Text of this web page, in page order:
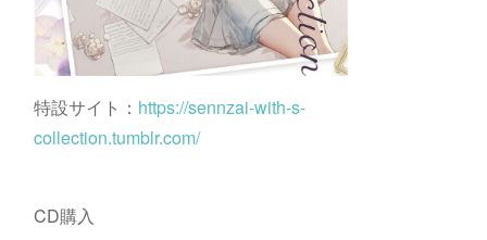
特設サイト： https://sennzai-with-s-
collection.tumblr.com/
CD購入